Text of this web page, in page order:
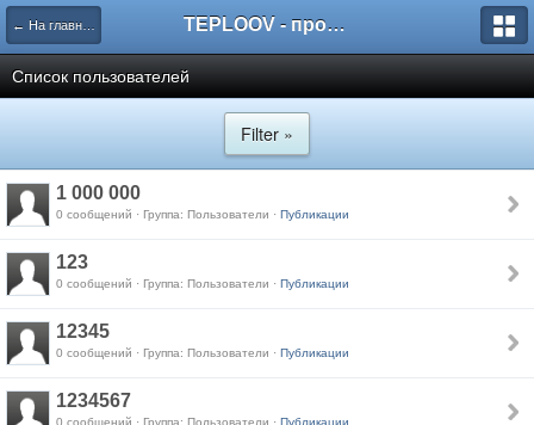
← На главную TEPLOOV - программный комплекс для расчёта систем отопления и вентиляции
Список пользователей
Filter »
1 000 000
0 сообщений · Группа: Пользователи · Публикации
123
0 сообщений · Группа: Пользователи · Публикации
12345
0 сообщений · Группа: Пользователи · Публикации
1234567
0 сообщений · Группа: Пользователи · Публикации